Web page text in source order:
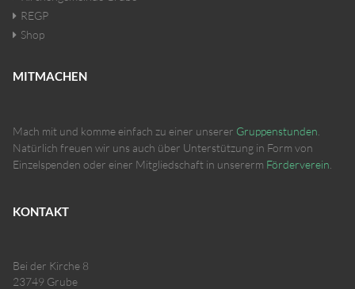
REGP
Shop
MITMACHEN
Mach mit und komme einfach zu einer unserer Gruppenstunden
Natürlich freuen wir uns auch über Unterstützung in Form von
Einzelspenden oder einer Mitgliedschaft in unsererm Förderverein
KONTAKT
Bei der Kirche 8
23749 Grube